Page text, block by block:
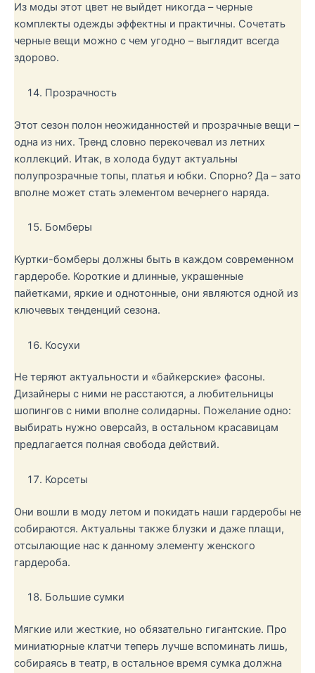
Из моды этот цвет не выйдет никогда – черные
комплекты одежды эффектны и практичны. Сочетать
черные вещи можно с чем угодно – выглядит всегда
здорово.
Прозрачность
Этот сезон полон неожиданностей и прозрачные вещи –
одна из них. Тренд словно перекочевал из летних
коллекций. Итак, в холода будут актуальны
полупрозрачные топы, платья и юбки. Спорно? Да – зато
вполне может стать элементом вечернего наряда.
Бомберы
Куртки-бомберы должны быть в каждом современном
гардеробе. Короткие и длинные, украшенные
пайетками, яркие и однотонные, они являются одной из
ключевых тенденций сезона.
Косухи
Не теряют актуальности и «байкерские» фасоны.
Дизайнеры с ними не расстаются, а любительницы
шопингов с ними вполне солидарны. Пожелание одно:
выбирать нужно оверсайз, в остальном красавицам
предлагается полная свобода действий.
Корсеты
Они вошли в моду летом и покидать наши гардеробы не
собираются. Актуальны также блузки и даже плащи,
отсылающие нас к данному элементу женского
гардероба.
Большие сумки
Мягкие или жесткие, но обязательно гигантские. Про
миниатюрные клатчи теперь лучше вспоминать лишь,
собираясь в театр, в остальное время сумка должна